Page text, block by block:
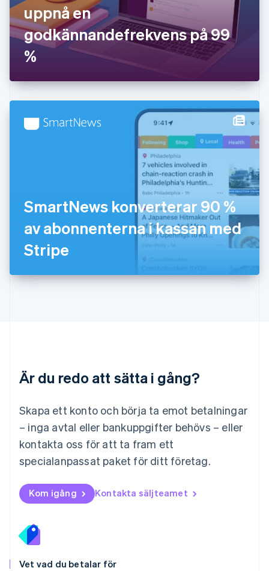
uppnå en
godkännandefrekvens på 99
%
SmartNews konverterar 90 %
av abonnenterna i kassan med
Stripe
Är du redo att sätta i gång?
Skapa ett konto och börja ta emot betalningar
– inga avtal eller bankuppgifter behövs – eller
kontakta oss för att ta fram ett
specialanpassat paket för ditt företag.
Kom igång Kontakta säljteamet
Vet vad du betalar för
Grekland
English
Hongkong SAR, Kina
简体中文
Irland
English
ItalianoEnglish
Lettland
Liechtenstein
Deutsch
Litauen
Luxemburg
Nederländerna
Norge
English
Nya Zeeland
English
English
Português English
Rumänien
Schweiz
Deutsch
English简体中文